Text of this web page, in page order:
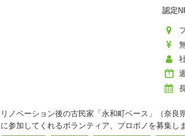
認定
リノベーション後の古民家「永和町ベース」（奈
に参加してくれるボランティア、プロボノを募集しま